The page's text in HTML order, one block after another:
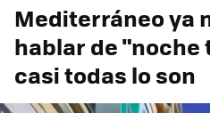
Mediterráneo ya
hablar de
casi todas lo son